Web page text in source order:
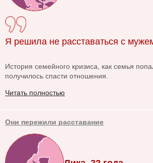
Я решила не расставаться с
История семейного кризиса, как семья
получилось спасти отношения.
Читать полностью
Они пережили расставание